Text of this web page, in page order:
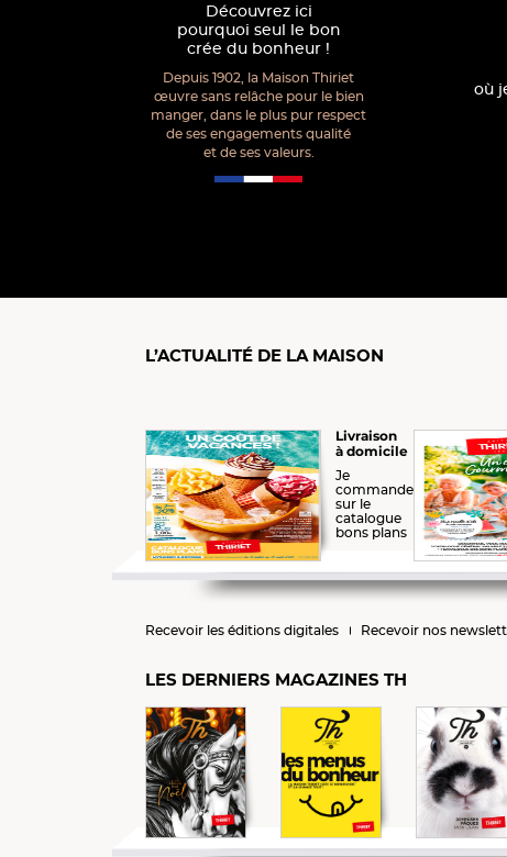
Découvrez ici
pourquoi seul le bon
crée du bonheur !
Depuis 1902, la Maison Thiriet
œuvre sans relâche pour le bien
manger, dans le plus pur respect
de ses engagements qualité
et de ses valeurs.
où
L’ACTUALITÉ DE LA MAISON
Livraison
à domicile
Je
commande
sur le
catalogue
bons plans
Recevoir les éditions digitales Recevoir nos
LES DERNIERS MAGAZINES TH